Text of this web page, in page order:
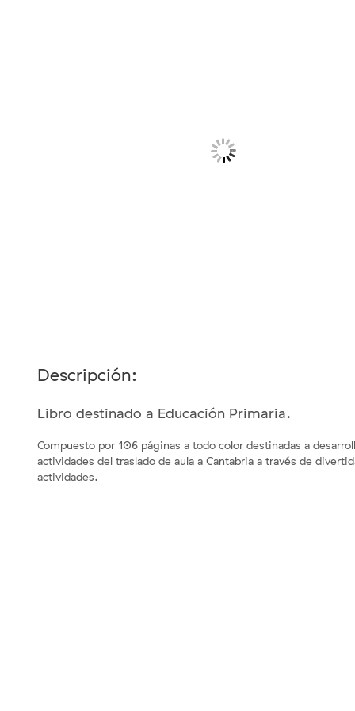
Descripción:
Libro destinado a Educación Primaria.
Compuesto por 106 páginas a todo color destinadas a
actividades del traslado de aula a Cantabria a través de
actividades.